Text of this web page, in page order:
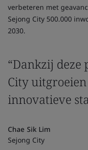
verbeteren met
Sejong City 500.000
2030.
“Dankzij deze
City
innovatieve
Chae Sik Lim
Sejong City